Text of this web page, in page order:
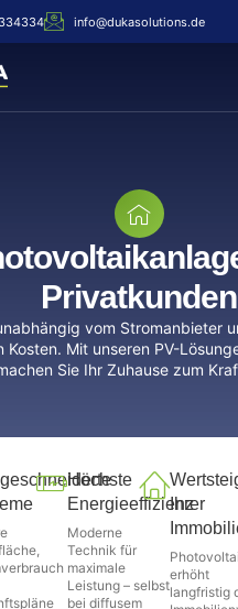
info@dukasolutions.de
Privatkunden
vom Stromanbieter
Kosten. Mit unseren PV-
Sie Ihr Zuhause zum
Höchste
Energieeffizienz
Moderne
Technik für
maximale
Leistung – selbst
bei diffusem
Ihrer
erhöht
langfristig